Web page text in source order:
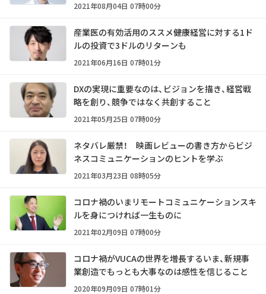
2021年08月04日 07時00分
産業医の有効活用のススメ――健康経営に対する1ド
ルの投資で3ドルのリターンも
2021年06月16日 07時01分
DXの実現に重要なのは、ビジョンを描き、経営戦
略を創り、競争ではなく共創すること
2021年05月25日 07時00分
ネタバレ厳禁！ 映画レビューの書き方からビジ
ネスコミュニケーションのヒントを学ぶ
2021年03月23日 08時05分
コロナ禍のいまリモートコミュニケーションスキ
ルを身につければ一生ものに
2021年02月09日 07時00分
コロナ禍がVUCAの世界を増長するいま、新規事
業創造でもっとも大事なのは感性を信じること
2020年09月09日 07時01分